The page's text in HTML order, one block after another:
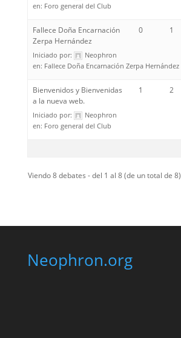
en: Foro general del Club
Fallece Doña Encarnación
Zerpa Hernández
Iniciado por:
Neophron
en: Fallece Doña Encarnación Zerpa Hernández
0 1
Bienvenidos y Bienvenidas
a la nueva web.
Iniciado por:
Neophron
en: Foro general del Club
1 2
Viendo 8 debates - del 1 al 8 (de un total de 8)
Neophron.org